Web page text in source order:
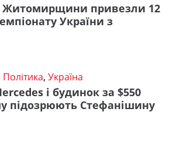
Житомирщини привезли 12
України з
Політика, Україна
і будинок за $550
підозрюють Стефанішину